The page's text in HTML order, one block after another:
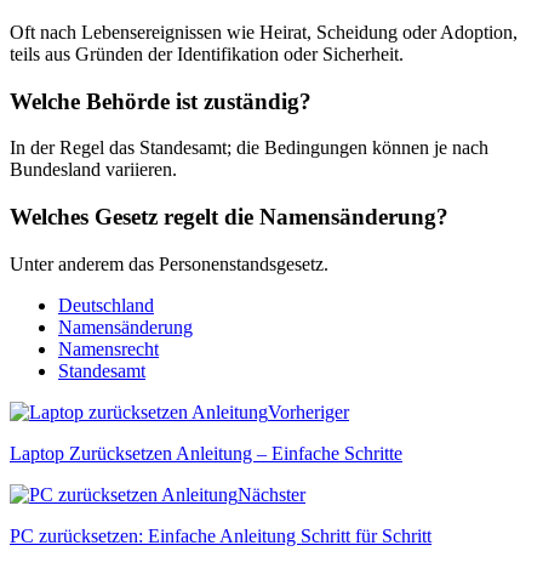
Oft nach Lebensereignissen wie Heirat, Scheidung oder Adoption,
teils aus Gründen der Identifikation oder Sicherheit.
Welche Behörde ist zuständig?
In der Regel das Standesamt; die Bedingungen können je nach
Bundesland variieren.
Welches Gesetz regelt die Namensänderung?
Unter anderem das Personenstandsgesetz.
Deutschland
Namensänderung
Namensrecht
Standesamt
Vorheriger
Laptop Zurücksetzen Anleitung – Einfache Schritte
Nächster
PC zurücksetzen: Einfache Anleitung Schritt für Schritt